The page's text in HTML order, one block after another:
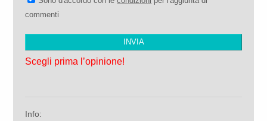
commenti
Scegli prima l’opinione!
Info: